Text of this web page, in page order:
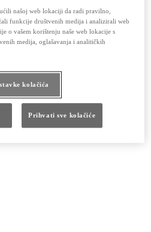
našoj web lokaciji da radi pravilno,
funkcije društvenih medija i analizirali web
o vašem korištenju naše web lokacije s
medija, oglašavanja i analitičkih
kolačića
Prihvati sve kolačiće